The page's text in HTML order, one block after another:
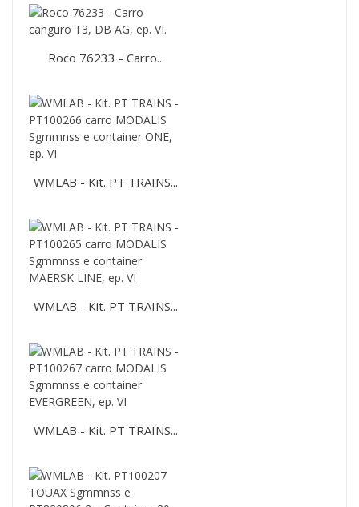
Roco 76233 - Carro...
WMLAB - Kit. PT TRAINS...
WMLAB - Kit. PT TRAINS...
WMLAB - Kit. PT TRAINS...